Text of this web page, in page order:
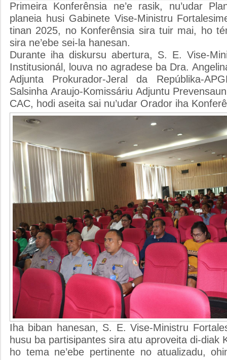
Primeira Konferênsia ne’e rasik, nu’udar
planeia husi Gabinete Vise-Ministru
tinan 2025, no Konferênsia sira tuir mai, ho
sira ne’ebe sei-la hanesan.
Durante iha diskursu abertura, S. E. Vise-
Institusionál, louva no agradese ba Dra.
Adjunta Prokurador-Jeral da Repúblika-
Salsinha Araujo-Komissáriu Adjuntu
CAC, hodi aseita sai nu’udar Orador iha
Iha biban hanesan, S. E. Vise-Ministru
husu ba partisipantes sira atu aproveita di-diak
ho tema ne’ebe pertinente no atualizadu,